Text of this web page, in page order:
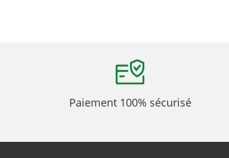
Paiement 100% sécurisé